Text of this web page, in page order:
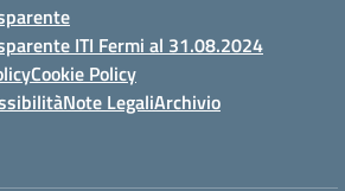
ITI Fermi al 31.08.2024
Cookie Policy
Note LegaliArchivio